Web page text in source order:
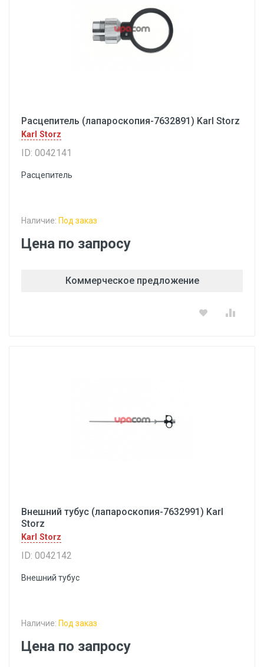
Расцепитель (лапароскопия-7632891) Karl Storz
Karl Storz
ID: 0042141
Расцепитель
Наличие: Под заказ
Цена по запросу
Коммерческое предложение
Внешний тубус (лапароскопия-7632991) Karl
Storz
Karl Storz
ID: 0042142
Внешний тубус
Наличие: Под заказ
Цена по запросу